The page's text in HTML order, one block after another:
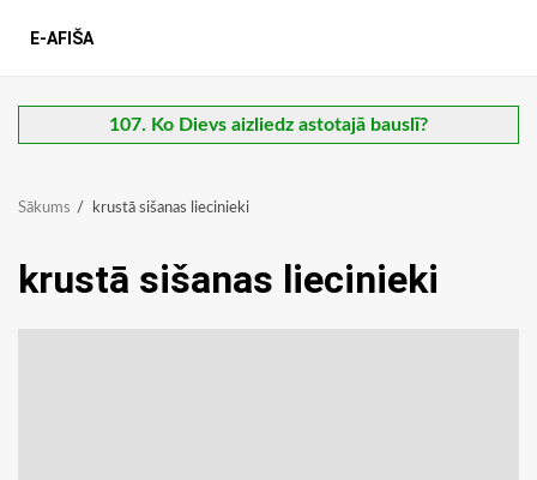
E-AFIŠA
107. Ko Dievs aizliedz astotajā bauslī?
Sākums krustā sišanas liecinieki
krustā sišanas liecinieki